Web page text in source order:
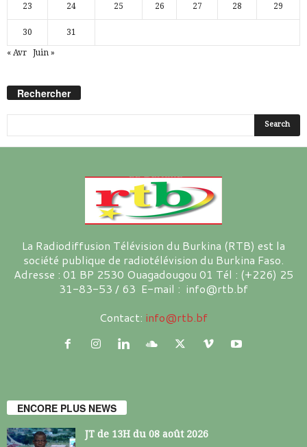
23 24 25 26 27 28 29
30 31
« Avr Juin »
Rechercher
La Radiodiffusion Télévision du Burkina (RTB) est la
société publique de radiotélévision du Burkina Faso.
Adresse : 01 BP 2530 Ouagadougou 01 Tél : (+226) 25
31-83-53 / 63 E-mail : info@rtb.bf
Contact: info@rtb.bf
ENCORE PLUS NEWS
JT de 13H du 08 août 2026